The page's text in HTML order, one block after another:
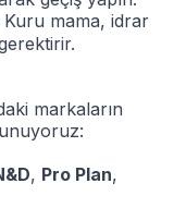
mama, idrar
markaların
, Pro Plan,